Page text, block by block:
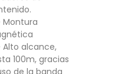
· Montura
· Alto alcance,
100m, gracias
de la banda